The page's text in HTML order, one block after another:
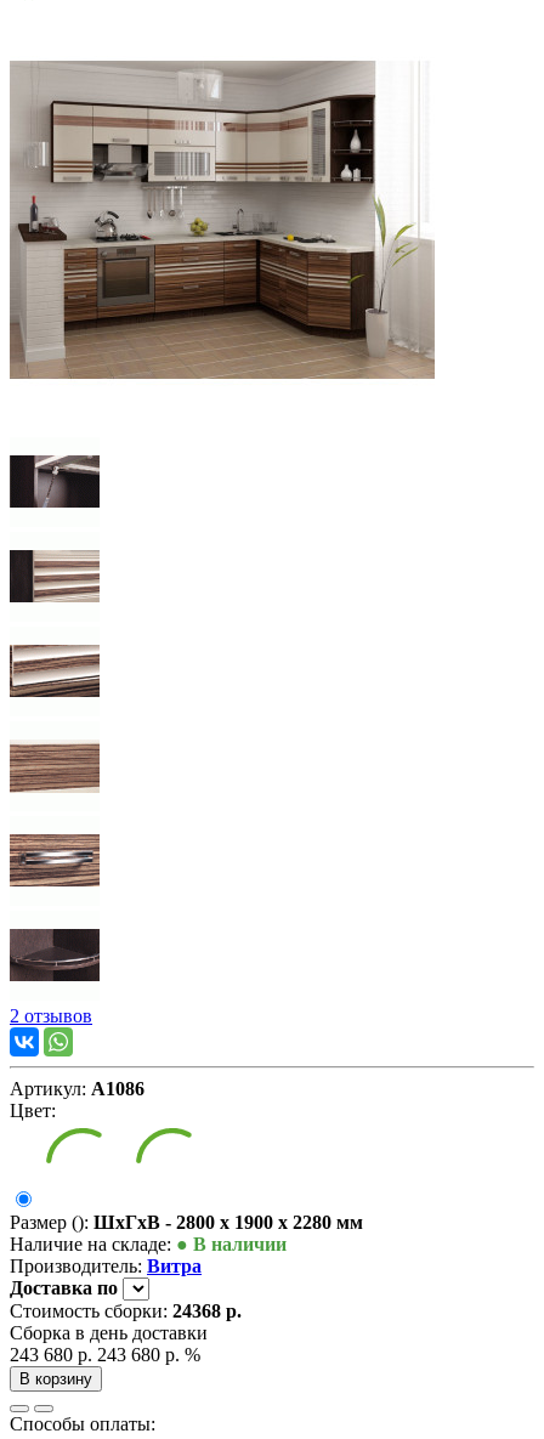
2 отзывов
Артикул: А1086
Цвет:
Размер (): ШxГxВ - 2800 x 1900 x 2280 мм
Наличие на складе: ● В наличии
Производитель: Витра
Доставка по
Стоимость сборки: 24368 р.
Сборка в день доставки
243 680 р. 243 680 р. %
В корзину
Способы оплаты: